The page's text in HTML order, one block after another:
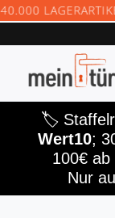
LAGERARTIKEL
🏷️
Wert10;
100€
Nur